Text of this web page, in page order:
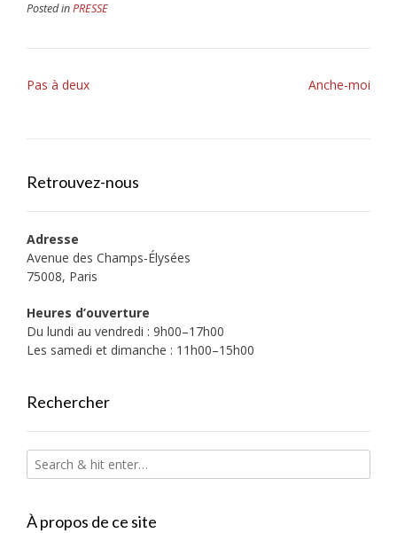
Posted inPRESSE
Post
Pas à deux Anche-moi
Retrouvez-nous
Adresse
Avenue des Champs-Élysées
75008, Paris
Heures d’ouverture
Du lundi au vendredi : 9h00–17h00
Les samedi et dimanche : 11h00–15h00
Rechercher
À propos de ce site